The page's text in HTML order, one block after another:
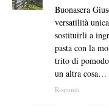
Buonasera
versatilità
sostituirli a
pasta con la
trito di
un altra cosa…
Rispondi